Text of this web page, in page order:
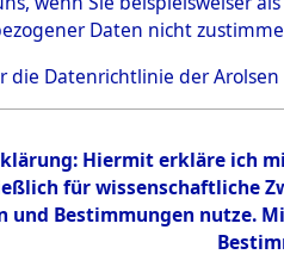
Daten nicht
die Datenrichtlinie der Arolsen
Hiermit erkläre ich
für wissenschaftliche
und Bestimmungen nutze.